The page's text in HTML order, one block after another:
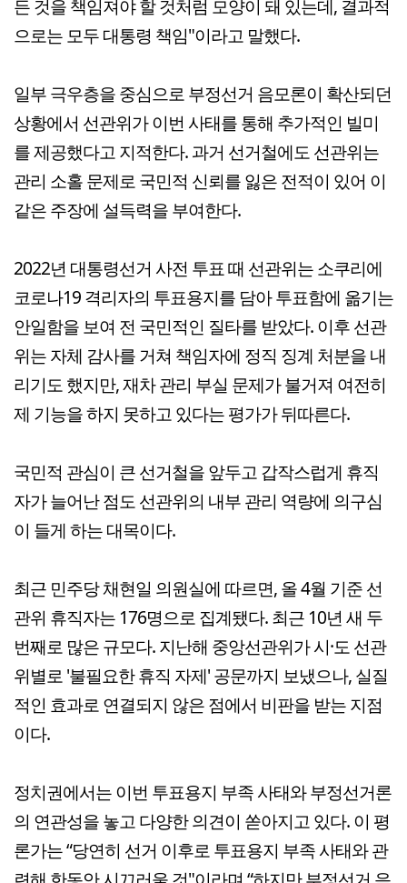
든 것을 책임져야 할 것처럼 모양이 돼 있는데, 결과적
으로는 모두 대통령 책임"이라고 말했다.
일부 극우층을 중심으로 부정선거 음모론이 확산되던
상황에서 선관위가 이번 사태를 통해 추가적인 빌미
를 제공했다고 지적한다. 과거 선거철에도 선관위는
관리 소홀 문제로 국민적 신뢰를 잃은 전적이 있어 이
같은 주장에 설득력을 부여한다.
2022년 대통령선거 사전 투표 때 선관위는 소쿠리에
코로나19 격리자의 투표용지를 담아 투표함에 옮기는
안일함을 보여 전 국민적인 질타를 받았다. 이후 선관
위는 자체 감사를 거쳐 책임자에 정직 징계 처분을 내
리기도 했지만, 재차 관리 부실 문제가 불거져 여전히
제 기능을 하지 못하고 있다는 평가가 뒤따른다.
국민적 관심이 큰 선거철을 앞두고 갑작스럽게 휴직
자가 늘어난 점도 선관위의 내부 관리 역량에 의구심
이 들게 하는 대목이다.
최근 민주당 채현일 의원실에 따르면, 올 4월 기준 선
관위 휴직자는 176명으로 집계됐다. 최근 10년 새 두
번째로 많은 규모다. 지난해 중앙선관위가 시·도 선관
위별로 '불필요한 휴직 자제' 공문까지 보냈으나, 실질
적인 효과로 연결되지 않은 점에서 비판을 받는 지점
이다.
정치권에서는 이번 투표용지 부족 사태와 부정선거론
의 연관성을 놓고 다양한 의견이 쏟아지고 있다. 이 평
론가는 “당연히 선거 이후로 투표용지 부족 사태와 관